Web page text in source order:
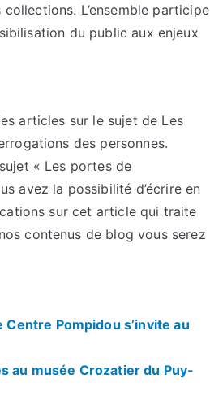
L’ensemble participe
du public aux enjeux
articles sur le sujet de Les
des personnes.
« Les portes de
avez la possibilité d’écrire en
sur cet article qui traite
contenus de blog vous serez
Pompidou s’invite au
au musée Crozatier du Puy-